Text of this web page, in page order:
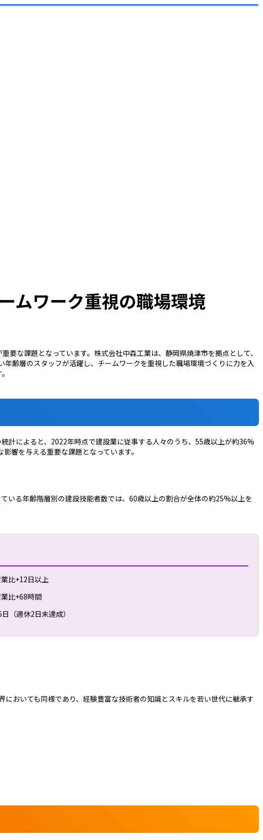
ムワーク重視の職場環境
な課題となっています。株式会社中森工業は、静岡県焼津市を拠点として、
齢層のスタッフが活躍し、チームワークを重視した職場環境づくりに力を入
計によると、2022年時点で建設業に従事する人々のうち、55歳以上が約36%
響を与える重要な課題となっています。
いる年齢階層別の建設技能者数では、60歳以上の割合が全体の約25%以上を
比+12日以上
比+68時間
（週休2日未達成）
おいても同様であり、経験豊富な技術者の知識とスキルを若い世代に継承す